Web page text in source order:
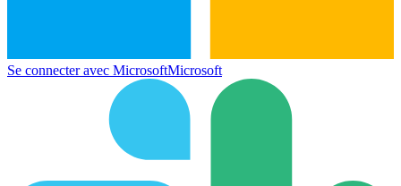
Se connecter avec MicrosoftMicrosoft